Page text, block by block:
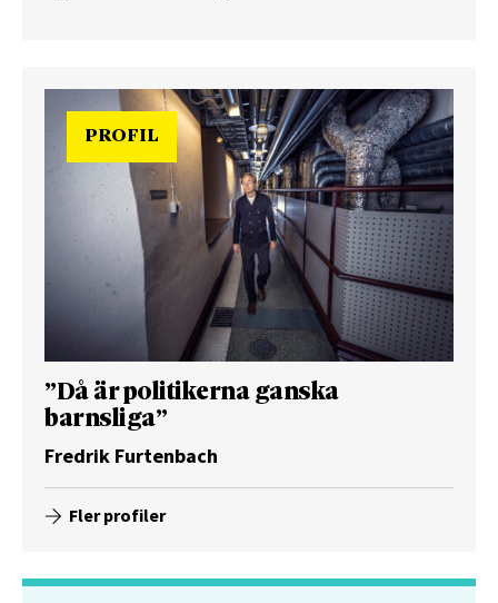
PROFIL
”Då är politikerna ganska
barnsliga”
Fredrik Furtenbach
Fler profiler